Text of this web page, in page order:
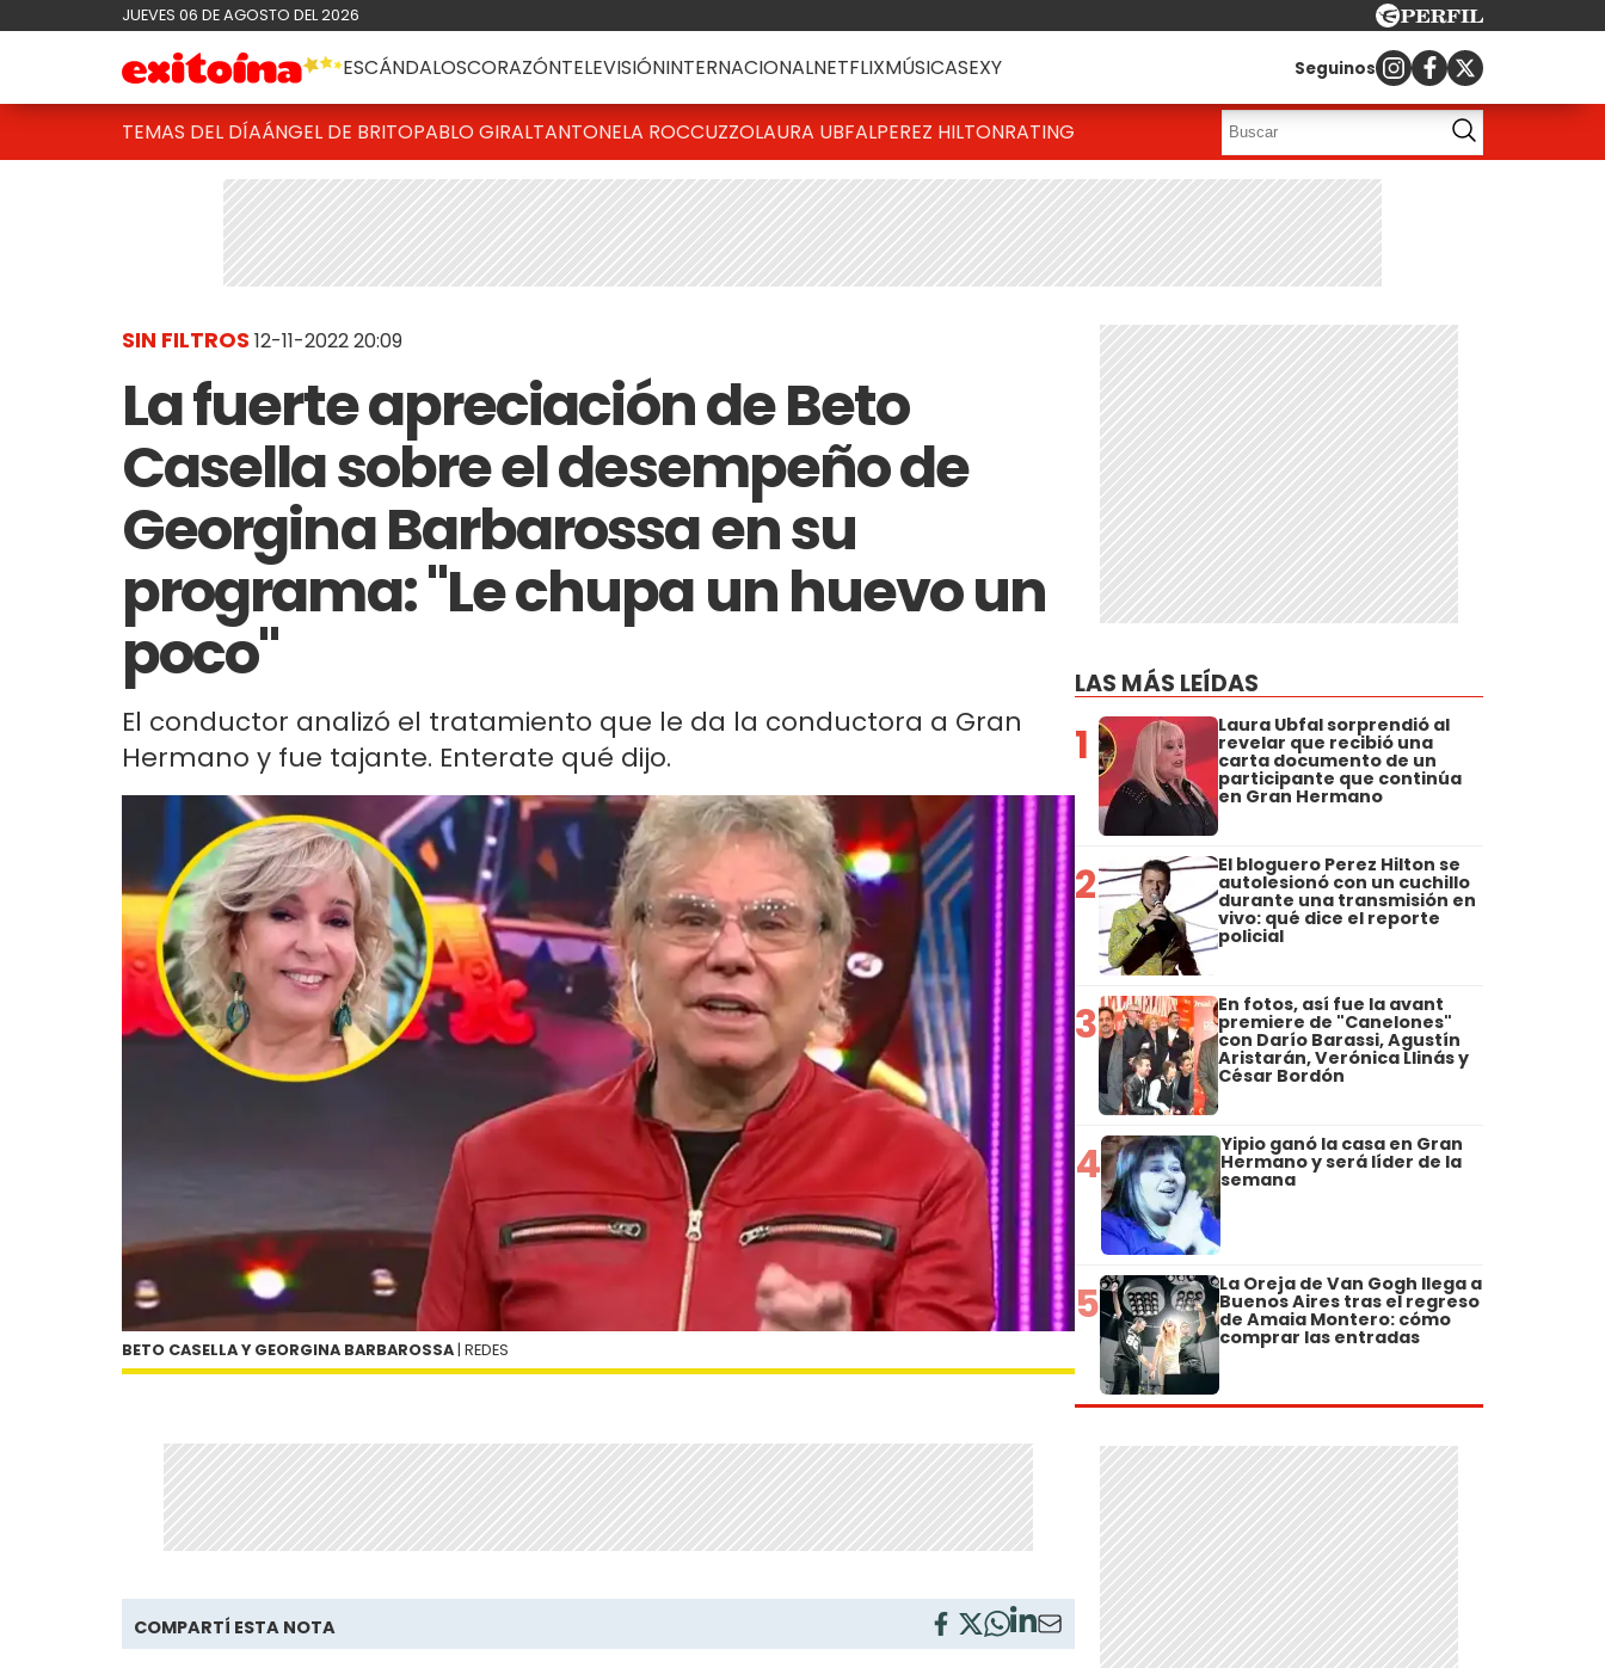
JUEVES 06 DE AGOSTO DEL 2026
ESCÁNDALOSCORAZÓNTELEVISIÓNINTERNACIONALNETFLIXMÚSICASEXY Seguinos
TEMAS DEL DÍAÁNGEL DE BRITOPABLO GIRALTANTONELA ROCCUZZOLAURA UBFALPEREZ HILTONRATING
SIN FILTROS 12-11-2022 20:09
La fuerte apreciación de Beto
Casella sobre el desempeño de
Georgina Barbarossa en su
programa: "Le chupa un huevo un
poco"
El conductor analizó el tratamiento que le da la conductora a Gran
Hermano y fue tajante. Enterate qué dijo.
BETO CASELLA Y GEORGINA BARBAROSSA | REDES
COMPARTÍ ESTA NOTA
LAS MÁS LEÍDAS
1 Laura Ubfal sorprendió al
revelar que recibió una
carta documento de un
participante que continúa
en Gran Hermano
2 El bloguero Perez Hilton se
autolesionó con un cuchillo
durante una transmisión en
vivo: qué dice el reporte
policial
3 En fotos, así fue la avant
premiere de "Canelones"
con Darío Barassi, Agustín
Aristarán, Verónica Llinás y
César Bordón
4 Yipio ganó la casa en Gran
Hermano y será líder de la
semana
5 La Oreja de Van Gogh llega a
Buenos Aires tras el regreso
de Amaia Montero: cómo
comprar las entradas